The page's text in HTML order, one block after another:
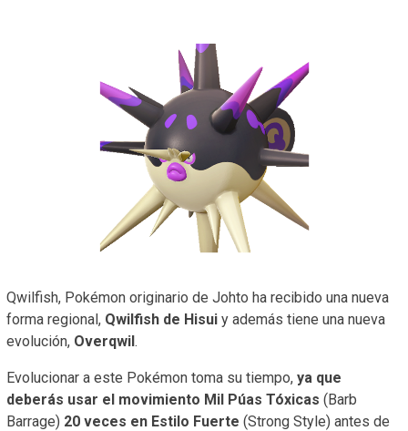
Qwilfish, Pokémon originario de Johto ha recibido una nueva
forma regional, Qwilfish de Hisui y además tiene una nueva
evolución, Overqwil.
Evolucionar a este Pokémon toma su tiempo, ya que
deberás usar el movimiento Mil Púas Tóxicas (Barb
Barrage) 20 veces en Estilo Fuerte (Strong Style) antes de